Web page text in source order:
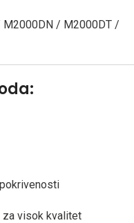
/ M2000DT /
za visok kvalitet